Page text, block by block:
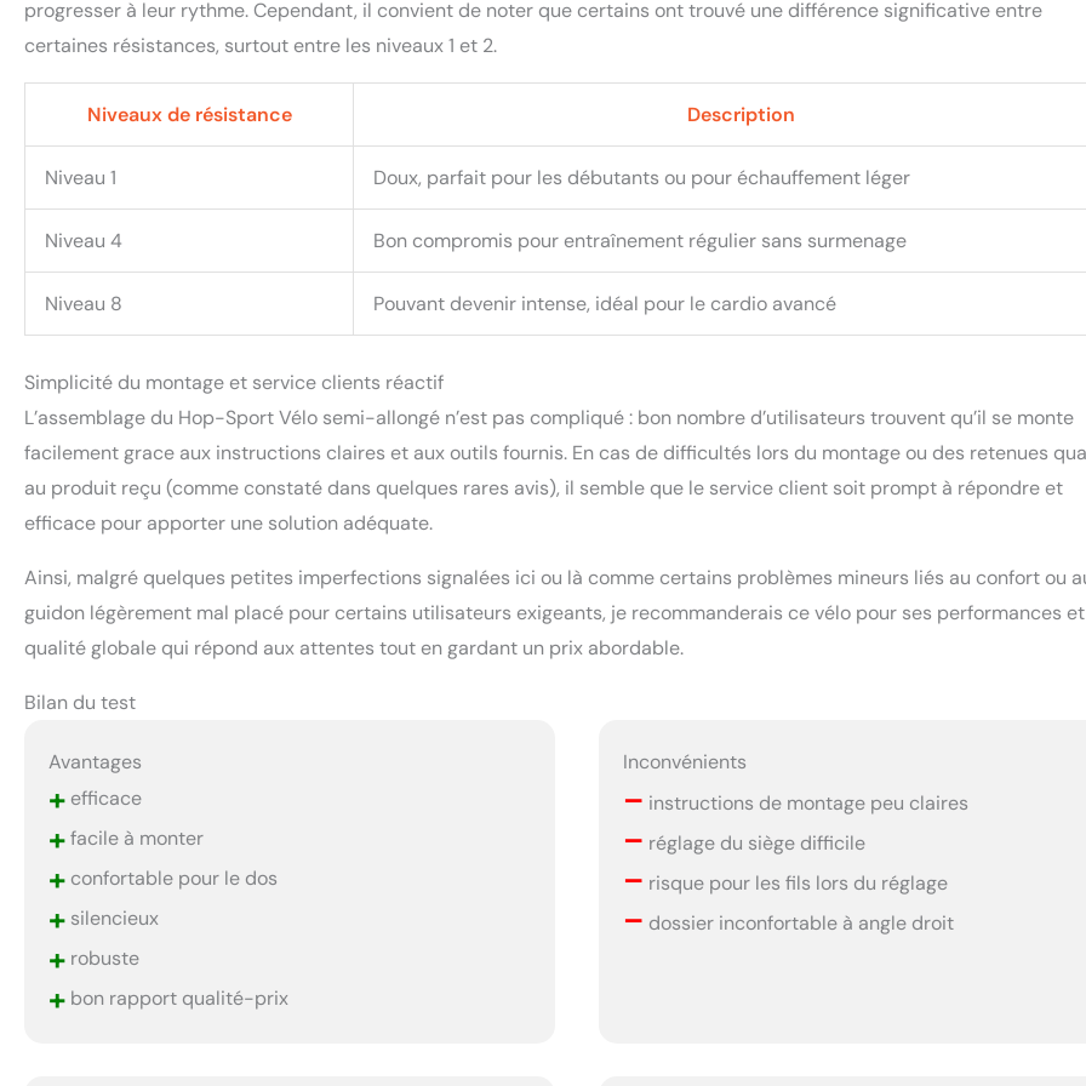
progresser à leur rythme. Cependant, il convient de noter que certains ont trouvé une différence significative entre
certaines résistances, surtout entre les niveaux 1 et 2.
Niveaux de résistance Description
Niveau 1 Doux, parfait pour les débutants ou pour échauffement léger
Niveau 4 Bon compromis pour entraînement régulier sans surmenage
Niveau 8 Pouvant devenir intense, idéal pour le cardio avancé
Simplicité du montage et service clients réactif
L’assemblage du Hop-Sport Vélo semi-allongé n’est pas compliqué : bon nombre d’utilisateurs trouvent qu’il se monte
facilement grace aux instructions claires et aux outils fournis. En cas de difficultés lors du montage ou des retenues
au produit reçu (comme constaté dans quelques rares avis), il semble que le service client soit prompt à répondre et
efficace pour apporter une solution adéquate.
Ainsi, malgré quelques petites imperfections signalées ici ou là comme certains problèmes mineurs liés au confort ou
guidon légèrement mal placé pour certains utilisateurs exigeants, je recommanderais ce vélo pour ses performances
qualité globale qui répond aux attentes tout en gardant un prix abordable.
Bilan du test
Avantages
+ efficace
+facile à monter
+ confortable pour le dos
+ silencieux
+ robuste
+ bon rapport qualité-prix
Inconvénients
– instructions de montage peu claires
– réglage du siège difficile
– risque pour les fils lors du réglage
– dossier inconfortable à angle droit